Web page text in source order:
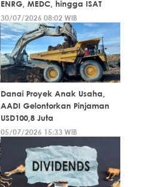
ENRG, MEDC, hingga ISAT
30/07/2026 08:02 WIB
Danai Proyek Anak Usaha,
AADI Gelontorkan Pinjaman
USD100,8 Juta
05/07/2026 15:33 WIB